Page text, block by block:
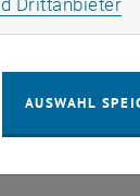
AUSWAHL